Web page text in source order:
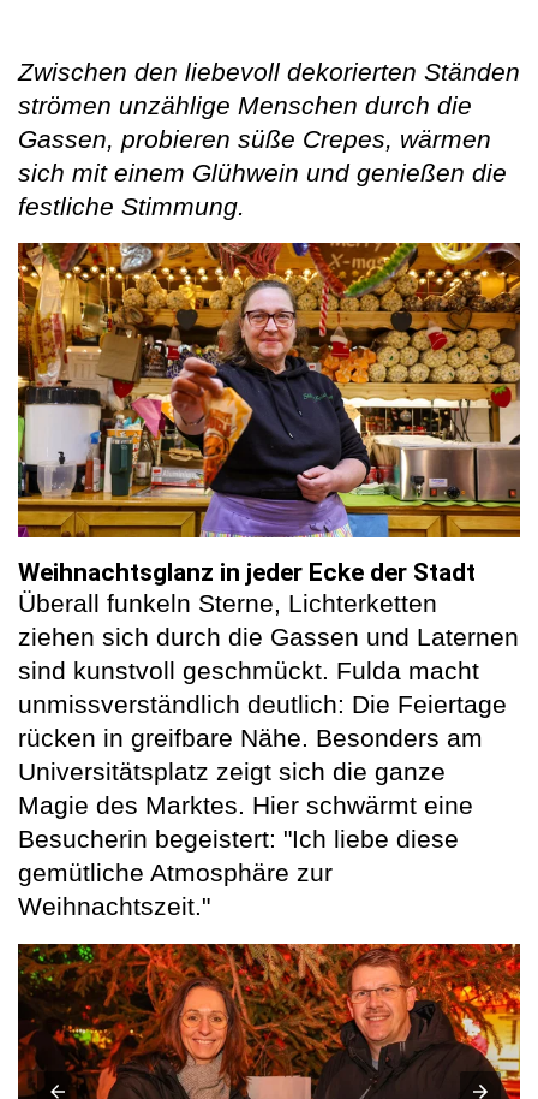
Zwischen den liebevoll dekorierten Ständen
strömen unzählige Menschen durch die
Gassen, probieren süße Crepes, wärmen
sich mit einem Glühwein und genießen die
festliche Stimmung.
Weihnachtsglanz in jeder Ecke der Stadt
Überall funkeln Sterne, Lichterketten
ziehen sich durch die Gassen und Laternen
sind kunstvoll geschmückt. Fulda macht
unmissverständlich deutlich: Die Feiertage
rücken in greifbare Nähe. Besonders am
Universitätsplatz zeigt sich die ganze
Magie des Marktes. Hier schwärmt eine
Besucherin begeistert: "Ich liebe diese
gemütliche Atmosphäre zur
Weihnachtszeit."